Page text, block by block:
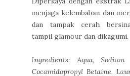
menjaga kelembaban dan
dan tampak cerah
tampil glamour dan dikagumi.
Ingredients: Aqua, Sodium
Cocamidopropyl Betaine,